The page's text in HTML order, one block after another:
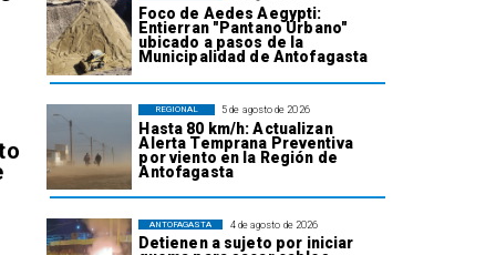
Foco de Aedes Aegypti:
Entierran "Pantano Urbano"
ubicado a pasos de la
Municipalidad de Antofagasta
5 de agosto de 2026
Hasta 80 km/h: Actualizan
Alerta Temprana Preventiva
por viento en la Región de
Antofagasta
REGIONAL
4 de agosto de 2026
Detienen a sujeto por iniciar
ANTOFAGASTA